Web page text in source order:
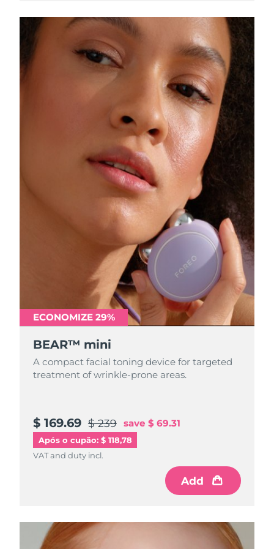
ECONOMIZE 29%
BEAR™ mini
A compact facial toning device for targeted
treatment of wrinkle-prone areas.
$ 169.69 $ 239 save $ 69.31
Após o cupão: $ 118,78
VAT and duty incl.
Add
Singapura Entrega prevista 11/08/2026
Eslováquia Entrega prevista09/08/2026
Eslovênia Entrega prevista09/08/2026
Entrega prevista17/08/2026
Entrega prevista 11/08/2026
Entrega prevista 09/08/2026
Entrega prevista
Entrega prevista09/08/2026
Entrega prevista 14/08/2026
Entrega prevista 13/08/2026
Turquia Entrega prevista 10/08/2026
Emirados Árabes
Unidos
Reino Unido Entrega prevista
Uzbequistão
Entrega prevista15/08/2026